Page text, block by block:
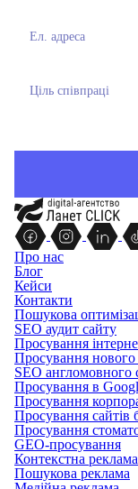
Про нас
Блог
Кейси
Контакти
Пошукова
SEO аудит сайту
Просування
Просування нового
SEO англомовного
Просування в
Просування
Просування сайтів
Просування
GEO-просування
Контекстна реклама
Пошукова реклама